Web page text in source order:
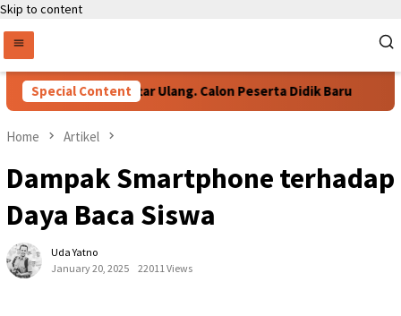
Skip to content
Special Content
Persyaratan Daftar Ulang. Calon Peserta Didik Baru
Home Artikel
Dampak Smartphone terhadap
Daya Baca Siswa
Uda Yatno
January 20, 2025
22011 Views